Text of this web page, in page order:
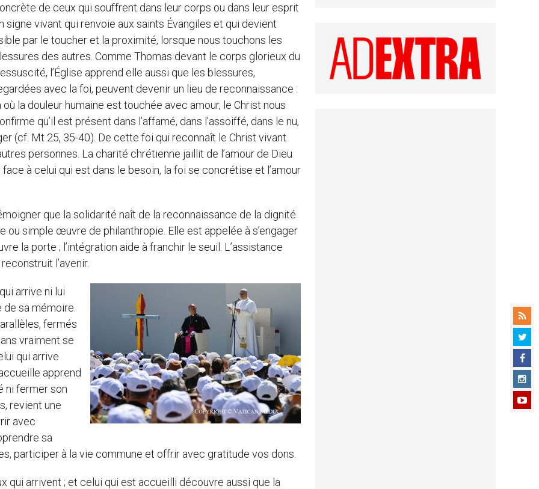
de ceux qui souffrent dans leur corps ou dans leur esprit
signe vivant qui renvoie aux saints Évangiles et qui devient
par le toucher et la proximité, lorsque nous touchons les
des autres. Comme Thomas devant le corps glorieux du
l’Église apprend elle aussi que les blessures,
avec la foi, peuvent devenir un lieu de reconnaissance :
où la douleur humaine est touchée avec amour, le Christ nous
qu’il est présent dans l’affamé, dans l’assoiffé, dans le nu,
(cf. Mt 25, 35-40). De cette foi qui reconnaît le Christ vivant
personnes. La charité chrétienne jaillit de l’amour de Dieu
à celui qui est dans le besoin, la foi se concrétise et l’amour
que la solidarité naît de la reconnaissance de la dignité
simple œuvre de philanthropie. Elle est appelée à s’engager
la porte ; l’intégration aide à franchir le seuil. L’assistance
l’avenir.
arrive ni lui
sa mémoire.
fermés
vraiment se
qui arrive
apprend
ni fermer son
revient une
avec
sa
participer à la vie commune et offrir avec gratitude vos dons.
qui arrivent ; et celui qui est accueilli découvre aussi que la